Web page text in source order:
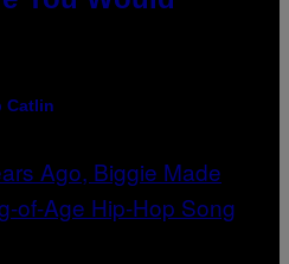
Catlin